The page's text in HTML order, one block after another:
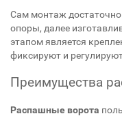
Сам монтаж
опоры, далее
этапом является
фиксируют и
Преимущества
Распашные ворота